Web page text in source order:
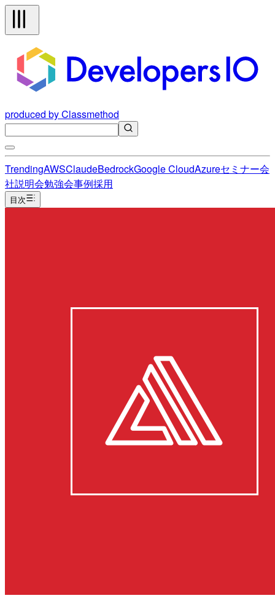
produced by Classmethod
TrendingAWSClaudeBedrockGoogle CloudAzureセミナー会
社説明会勉強会事例採用
目次